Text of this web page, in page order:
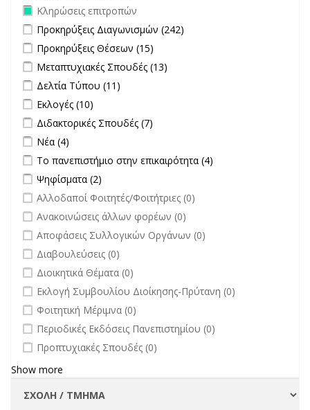
Remove Κληρώσεις επιτροπών filter
Κληρώσεις επιτροπών
Apply Προκηρύξεις Διαγωνισμών filter
Προκηρύξεις Διαγωνισμών (242)
Apply Προκηρύξεις Θέσεων filter
Προκηρύξεις Θέσεων (15)
Apply Μεταπτυχιακές Σπουδές filter
Μεταπτυχιακές Σπουδές (13)
Apply Δελτία Τύπου filter
Δελτία Τύπου (11)
Apply Εκλογές filter
Εκλογές (10)
Apply Διδακτορικές Σπουδές filter
Διδακτορικές Σπουδές (7)
Apply Νέα filter
Νέα (4)
Apply Το πανεπιστήμιο στην επικαιρότητα filter
Το πανεπιστήμιο στην επικαιρότητα (4)
Apply Ψηφίσματα filter
Ψηφίσματα (2)
undefined
Αλλοδαποί Φοιτητές/Φοιτήτριες (0)
undefined
Ανακοινώσεις άλλων φορέων (0)
undefined
Αποφάσεις Συλλογικών Οργάνων (0)
undefined
Διαβουλεύσεις (0)
undefined
Διοικητικά Θέματα (0)
undefined
Εκλογή Συμβουλίου Διοίκησης-Πρύτανη (0)
undefined
Φοιτητική Μέριμνα (0)
undefined
Περιοδικές Εκδόσεις Πανεπιστημίου (0)
undefined
Προπτυχιακές Σπουδές (0)
Show more